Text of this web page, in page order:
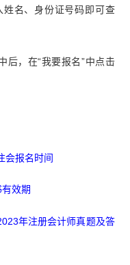
姓名、身份证号码即可查
后，在“我要报名”中点击
会报名时间
效期
年注册会计师真题及答